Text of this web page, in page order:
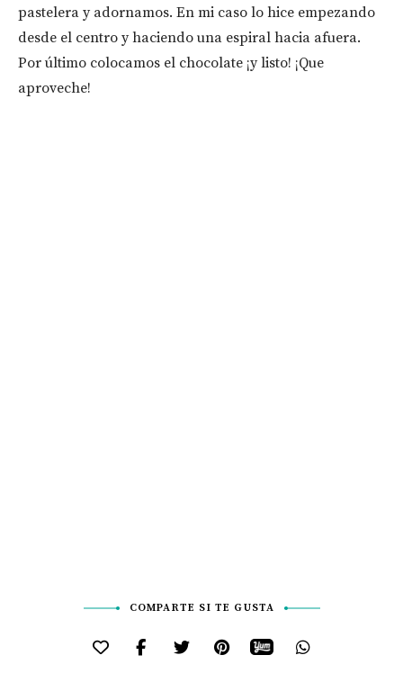
pastelera y adornamos. En mi caso lo hice empezando
desde el centro y haciendo una espiral hacia afuera.
Por último colocamos el chocolate ¡y listo! ¡Que
aproveche!
COMPARTE SI TE GUSTA